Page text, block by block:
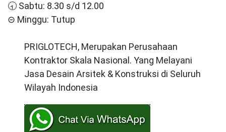
🕣 Sabtu: 8.30 s/d 12.00
⊝ Minggu: Tutup
PRIGLOTECH, Merupakan Perusahaan
Kontraktor Skala Nasional. Yang Melayani
Jasa Desain Arsitek & Konstruksi di Seluruh
Wilayah Indonesia